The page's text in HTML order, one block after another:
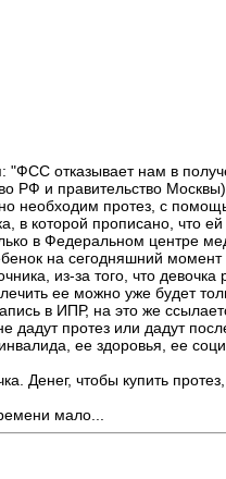
отказывает нам в
РФ и правительство
протез, с
которой прописано, что
в Федеральном центре
на сегодняшний
из-за того, что
ее можно уже будет
в ИПР, на это же
дадут протез или дадут
ее здоровья, ее
Денег, чтобы купить протез,
мало...